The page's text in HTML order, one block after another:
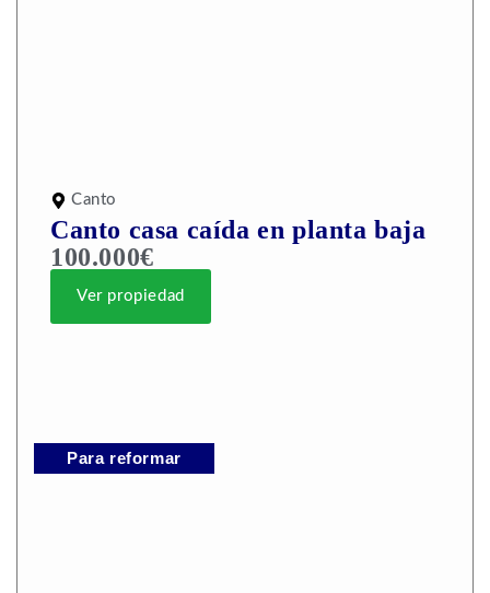
Canto
Canto casa caída en planta baja
100.000€
Ver propiedad
Para reformar